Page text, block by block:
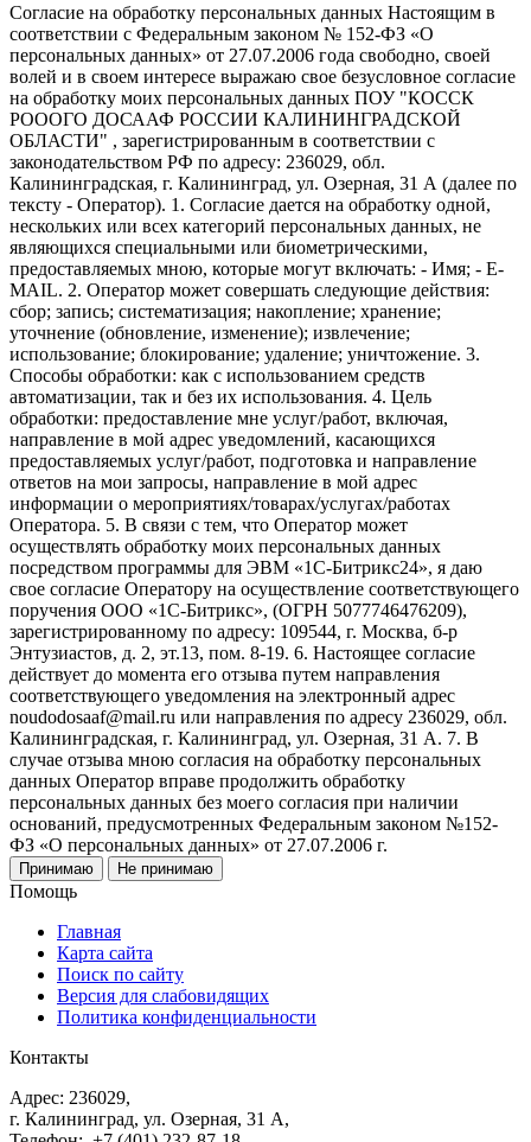
Согласие на обработку персональных данных Настоящим в
соответствии с Федеральным законом № 152-ФЗ «О
персональных данных» от 27.07.2006 года свободно, своей
волей и в своем интересе выражаю свое безусловное согласие
на обработку моих персональных данных ПОУ "КОССК
РОООГО ДОСААФ РОССИИ КАЛИНИНГРАДСКОЙ
ОБЛАСТИ" , зарегистрированным в соответствии с
законодательством РФ по адресу: 236029, обл.
Калининградская, г. Калининград, ул. Озерная, 31 А (далее по
тексту - Оператор). 1. Согласие дается на обработку одной,
нескольких или всех категорий персональных данных, не
являющихся специальными или биометрическими,
предоставляемых мною, которые могут включать: - Имя; - E-
MAIL. 2. Оператор может совершать следующие действия:
сбор; запись; систематизация; накопление; хранение;
уточнение (обновление, изменение); извлечение;
использование; блокирование; удаление; уничтожение. 3.
Способы обработки: как с использованием средств
автоматизации, так и без их использования. 4. Цель
обработки: предоставление мне услуг/работ, включая,
направление в мой адрес уведомлений, касающихся
предоставляемых услуг/работ, подготовка и направление
ответов на мои запросы, направление в мой адрес
информации о мероприятиях/товарах/услугах/работах
Оператора. 5. В связи с тем, что Оператор может
осуществлять обработку моих персональных данных
посредством программы для ЭВМ «1С-Битрикс24», я даю
свое согласие Оператору на осуществление соответствующего
поручения ООО «1С-Битрикс», (ОГРН 5077746476209),
зарегистрированному по адресу: 109544, г. Москва, б-р
Энтузиастов, д. 2, эт.13, пом. 8-19. 6. Настоящее согласие
действует до момента его отзыва путем направления
соответствующего уведомления на электронный адрес
noudodosaaf@mail.ru или направления по адресу 236029, обл.
Калининградская, г. Калининград, ул. Озерная, 31 А. 7. В
случае отзыва мною согласия на обработку персональных
данных Оператор вправе продолжить обработку
персональных данных без моего согласия при наличии
оснований, предусмотренных Федеральным законом №152-
ФЗ «О персональных данных» от 27.07.2006 г.
Принимаю Не принимаю
Помощь
Главная
Карта сайта
Поиск по сайту
Версия для слабовидящих
Политика конфиденциальности
Контакты
Адрес: 236029,
г. Калининград, ул. Озерная, 31 А,